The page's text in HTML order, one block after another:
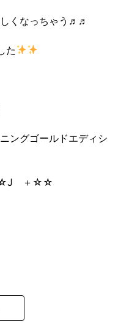
くなっちゃう♬♬
た
ングゴールドエディシ
＋☆☆